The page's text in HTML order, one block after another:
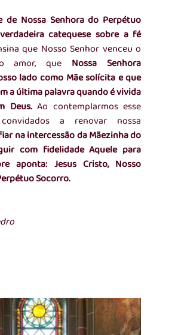
de Nossa Senhora do Perpétuo
catequese sobre a fé
que Nosso Senhor venceu o
amor, que Nossa Senhora
lado como Mãe solícita e que
a última palavra quando é vivida
Deus. Ao contemplarmos esse
a renovar nossa
na intercessão da Mãezinha do
com fidelidade Aquele para
aponta: Jesus Cristo, Nosso
Socorro.